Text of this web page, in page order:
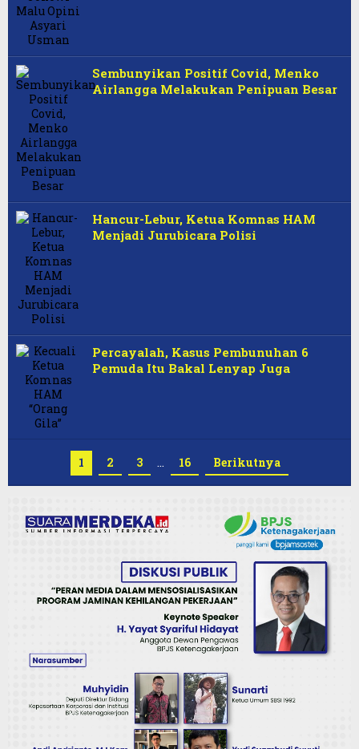
Sembunyikan Positif Covid, Menko
Airlangga Melakukan Penipuan Besar
Hancur-Lebur, Ketua Komnas HAM
Menjadi Jurubicara Polisi
Percayalah, Kasus Pembunuhan 6
Pemuda Itu Bakal Lenyap Juga
1 2 3 … 16 Berikutnya